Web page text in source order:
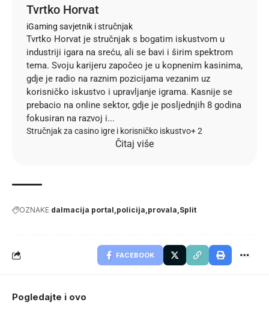
Tvrtko Horvat
iGaming savjetnik i stručnjak
Tvrtko Horvat je stručnjak s bogatim iskustvom u
industriji igara na sreću, ali se bavi i širim spektrom
tema. Svoju karijeru započeo je u kopnenim kasinima,
gdje je radio na raznim pozicijama vezanim uz
korisničko iskustvo i upravljanje igrama. Kasnije se
prebacio na online sektor, gdje je posljednjih 8 godina
fokusiran na razvoj i...
Stručnjak za casino igre i korisničko iskustvo+ 2
Čitaj više
OZNAKE dalmacija portal policija provala Split
FACEBOOK
Pogledajte i ovo